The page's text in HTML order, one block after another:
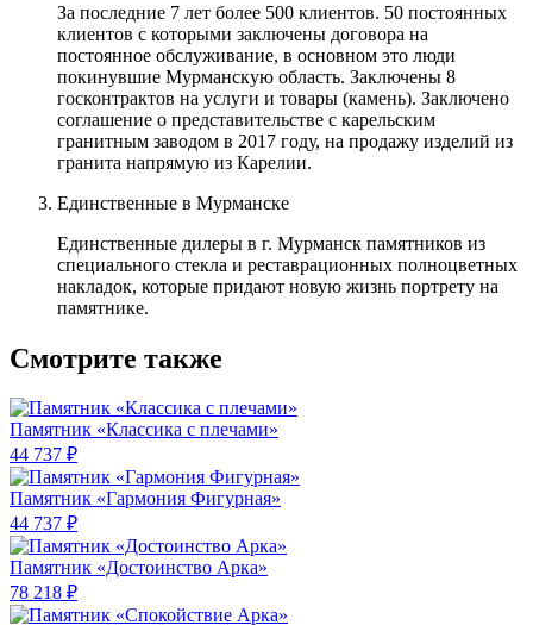
За последние 7 лет более 500 клиентов. 50 постоянных
клиентов с которыми заключены договора на
постоянное обслуживание, в основном это люди
покинувшие Мурманскую область. Заключены 8
госконтрактов на услуги и товары (камень). Заключено
соглашение о представительстве с карельским
гранитным заводом в 2017 году, на продажу изделий из
гранита напрямую из Карелии.
Единственные в Мурманске
Единственные дилеры в г. Мурманск памятников из
специального стекла и реставрационных полноцветных
накладок, которые придают новую жизнь портрету на
памятнике.
Смотрите также
Памятник «Классика c плечами»
44 737 ₽
Памятник «Гармония Фигурная»
44 737 ₽
Памятник «Достоинство Арка»
78 218 ₽